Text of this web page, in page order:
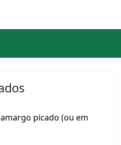
picado (ou em